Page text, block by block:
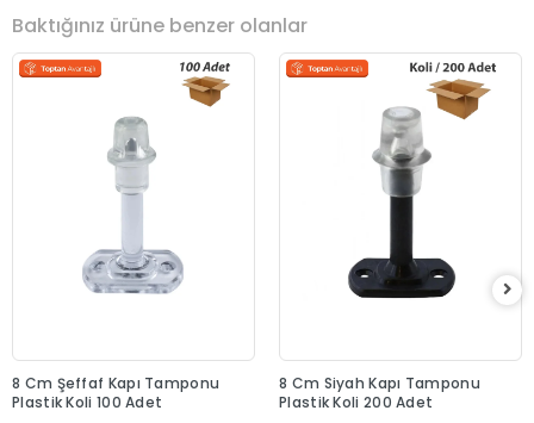
Baktığınız ürüne benzer olanlar
8 Cm Şeffaf Kapı Tamponu
Plastik Koli 100 Adet
8 Cm Siyah Kapı Tamponu
Plastik Koli 200 Adet